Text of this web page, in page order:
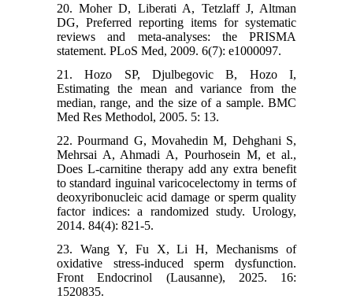
20. Moher D, Liberati A, Tetzlaff J, Altman
DG, Preferred reporting items for systematic
reviews and meta-analyses: the PRISMA
statement. PLoS Med, 2009. 6(7): e1000097.
21. Hozo SP, Djulbegovic B, Hozo I,
Estimating the mean and variance from the
median, range, and the size of a sample. BMC
Med Res Methodol, 2005. 5: 13.
22. Pourmand G, Movahedin M, Dehghani S,
Mehrsai A, Ahmadi A, Pourhosein M, et al.,
Does L-carnitine therapy add any extra benefit
to standard inguinal varicocelectomy in terms of
deoxyribonucleic acid damage or sperm quality
factor indices: a randomized study. Urology,
2014. 84(4): 821-5.
23. Wang Y, Fu X, Li H, Mechanisms of
oxidative stress-induced sperm dysfunction.
Front Endocrinol (Lausanne), 2025. 16:
1520835.